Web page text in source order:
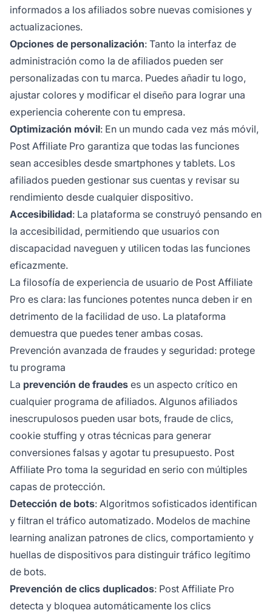
informados a los afiliados sobre nuevas comisiones y
actualizaciones.
Opciones de personalización: Tanto la interfaz de
administración como la de afiliados pueden ser
personalizadas con tu marca. Puedes añadir tu logo,
ajustar colores y modificar el diseño para lograr una
experiencia coherente con tu empresa.
Optimización móvil: En un mundo cada vez más móvil,
Post Affiliate Pro garantiza que todas las funciones
sean accesibles desde smartphones y tablets. Los
afiliados pueden gestionar sus cuentas y revisar su
rendimiento desde cualquier dispositivo.
Accesibilidad: La plataforma se construyó pensando en
la accesibilidad, permitiendo que usuarios con
discapacidad naveguen y utilicen todas las funciones
eficazmente.
La filosofía de experiencia de usuario de Post Affiliate
Pro es clara: las funciones potentes nunca deben ir en
detrimento de la facilidad de uso. La plataforma
demuestra que puedes tener ambas cosas.
Prevención avanzada de fraudes y seguridad: protege
tu programa
La prevención de fraudes es un aspecto crítico en
cualquier programa de afiliados. Algunos afiliados
inescrupulosos pueden usar bots, fraude de clics,
cookie stuffing y otras técnicas para generar
conversiones falsas y agotar tu presupuesto. Post
Affiliate Pro toma la seguridad en serio con múltiples
capas de protección.
Detección de bots: Algoritmos sofisticados identifican
y filtran el tráfico automatizado. Modelos de machine
learning analizan patrones de clics, comportamiento y
huellas de dispositivos para distinguir tráfico legítimo
de bots.
Prevención de clics duplicados: Post Affiliate Pro
detecta y bloquea automáticamente los clics